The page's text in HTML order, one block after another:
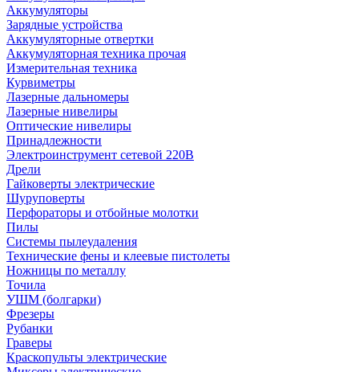
Аккумуляторы
Зарядные устройства
Аккумуляторные отвертки
Аккумуляторная техника прочая
Измерительная техника
Курвиметры
Лазерные дальномеры
Лазерные нивелиры
Оптические нивелиры
Принадлежности
Электроинструмент сетевой 220В
Дрели
Гайковерты электрические
Шуруповерты
Перфораторы и отбойные молотки
Пилы
Системы пылеудаления
Технические фены и клеевые пистолеты
Ножницы по металлу
Точила
УШМ (болгарки)
Фрезеры
Рубанки
Граверы
Краскопульты электрические